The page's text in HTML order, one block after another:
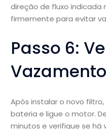
direção de fluxo
firmemente para evitar
Passo 6:
Após instalar o novo
bateria e ligue o motor.
minutos e verifique se